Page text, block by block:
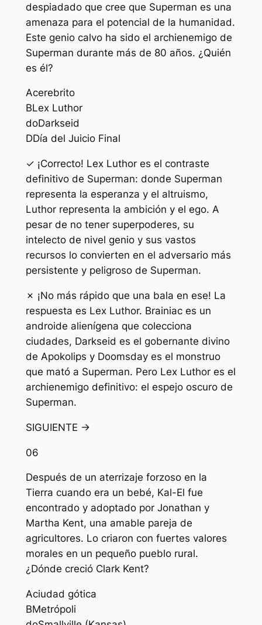
despiadado que cree que Superman es una
amenaza para el potencial de la humanidad.
Este genio calvo ha sido el archienemigo de
Superman durante más de 80 años. ¿Quién
es él?
Acerebrito
BLex Luthor
doDarkseid
DDía del Juicio Final
✓ ¡Correcto! Lex Luthor es el contraste
definitivo de Superman: donde Superman
representa la esperanza y el altruismo,
Luthor representa la ambición y el ego. A
pesar de no tener superpoderes, su
intelecto de nivel genio y sus vastos
recursos lo convierten en el adversario más
persistente y peligroso de Superman.
✗ ¡No más rápido que una bala en ese! La
respuesta es Lex Luthor. Brainiac es un
androide alienígena que colecciona
ciudades, Darkseid es el gobernante divino
de Apokolips y Doomsday es el monstruo
que mató a Superman. Pero Lex Luthor es el
archienemigo definitivo: el espejo oscuro de
Superman.
SIGUIENTE →
06
Después de un aterrizaje forzoso en la
Tierra cuando era un bebé, Kal-El fue
encontrado y adoptado por Jonathan y
Martha Kent, una amable pareja de
agricultores. Lo criaron con fuertes valores
morales en un pequeño pueblo rural.
¿Dónde creció Clark Kent?
Aciudad gótica
BMetrópoli